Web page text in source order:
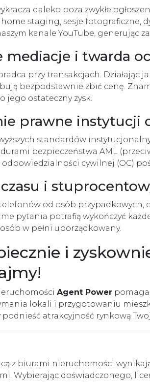
daleko poza zwykłe
staging, sesje fotograficzne,
kanale YouTube, generując
mediacje i twarda
przy transakcjach.
bezpodstawnie zbić cenę.
jego ostateczny zysk.
prawne instytucji
standardów
bezpieczeństwa AML
cywilnej (OC)
czasu i
od osób przypadkowych,
pytania potrafią wykończyć
w pełni uporządkowany.
i
Agent Power
lokali i przygotowaniu
podnieść atrakcyjność rynkową
z biurami nieruchomości
Wybierając doświadczonego,